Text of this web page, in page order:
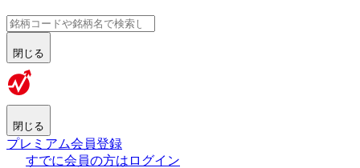
閉じる
閉じる
プレミアム会員登録
すでに会員の方はログイン